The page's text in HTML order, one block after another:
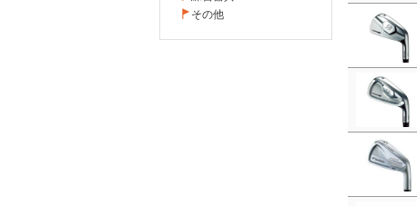
その他